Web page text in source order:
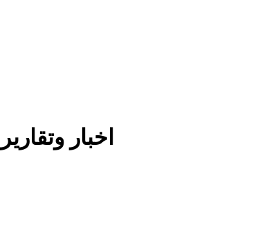
اخبار وتقارير تنبيه هام الـ 72